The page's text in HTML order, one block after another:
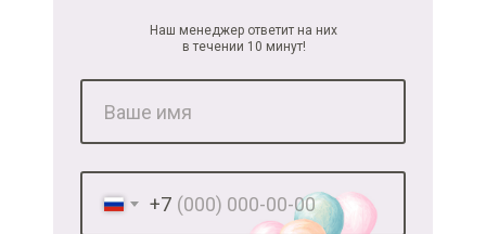
+7
Наш менеджер ответит на них
в течении 10 минут!